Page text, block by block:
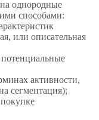
однородные
способами:
или описательная
активности,
сегментация);